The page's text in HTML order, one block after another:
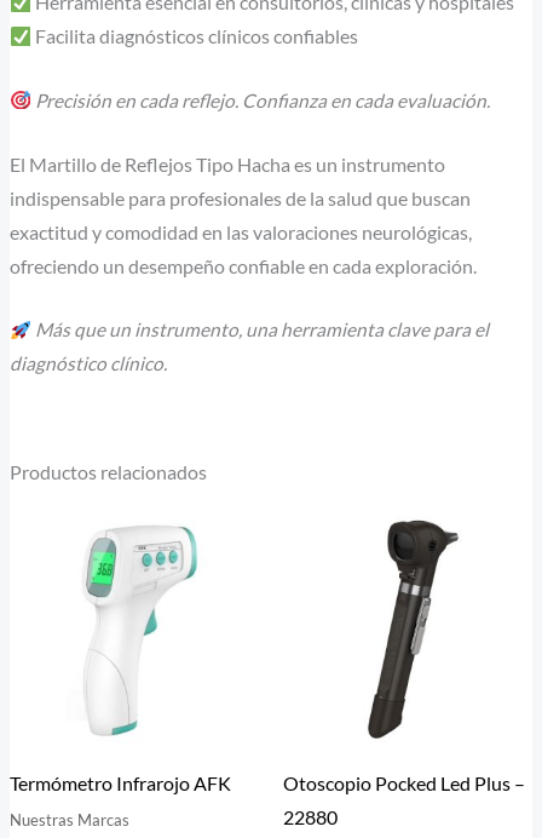
Facilita diagnósticos clínicos confiables
Precisión en cada reflejo. Confianza en cada evaluación.
El Martillo de Reflejos Tipo Hacha es un instrumento
indispensable para profesionales de la salud que buscan
exactitud y comodidad en las valoraciones neurológicas,
ofreciendo un desempeño confiable en cada exploración.
Más que un instrumento, una herramienta clave para el
diagnóstico clínico.
Productos relacionados
Termómetro Infrarojo AFK
Nuestras Marcas
Otoscopio Pocked Led Plus –
22880